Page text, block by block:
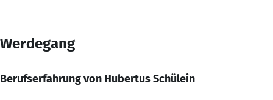
Werdegang
Berufserfahrung von Hubertus Schülein